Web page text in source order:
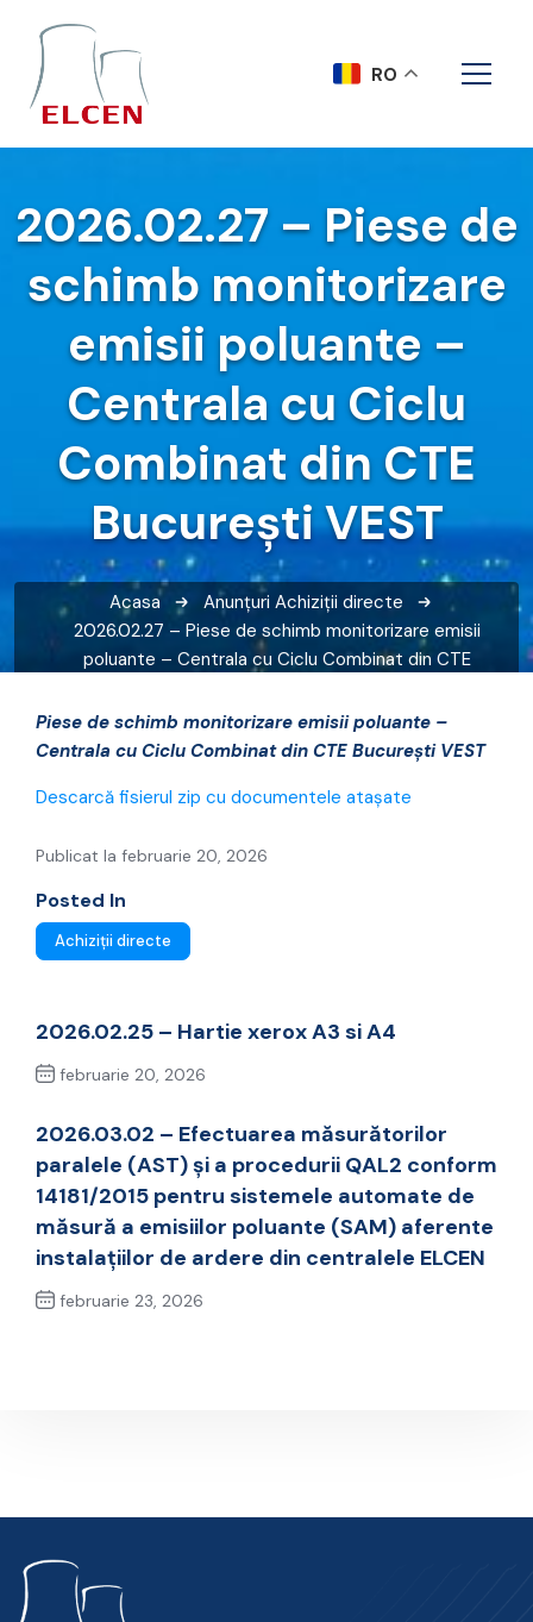
2026.02.27 – Piese de
schimb monitorizare
emisii poluante –
Centrala cu Ciclu
Combinat din CTE
București VEST
Acasa Anunțuri Achiziții directe
2026.02.27 – Piese de schimb monitorizare emisii
poluante – Centrala cu Ciclu Combinat din CTE
Piese de schimb monitorizare emisii poluante –
Centrala cu Ciclu Combinat din CTE București VEST
Descarcă fisierul zip cu documentele atașate
Publicat la februarie 20, 2026
Posted In
Achiziții directe
2026.02.25 – Hartie xerox A3 si A4
februarie 20, 2026
2026.03.02 – Efectuarea măsurătorilor
paralele (AST) și a procedurii QAL2 conform
14181/2015 pentru sistemele automate de
măsură a emisiilor poluante (SAM) aferente
instalațiilor de ardere din centralele ELCEN
februarie 23, 2026
RO